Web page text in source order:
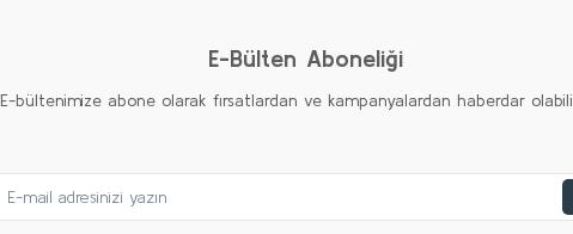
E-Bülten Aboneliği
E-bültenimize abone olarak fırsatlardan ve kampanyalardan haberdar